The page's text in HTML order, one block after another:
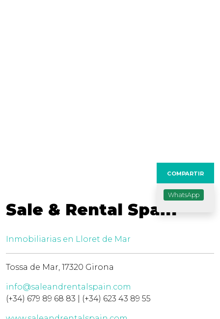
Sale & Rental Spain
Inmobiliarias en Lloret de Mar
Tossa de Mar, 17320 Girona
info@saleandrentalspain.com
(+34) 679 89 68 83 | (+34) 623 43 89 55
COMPARTIR
WhatsApp